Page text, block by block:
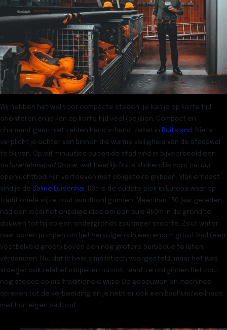
Wij hebben het wel voor compacte steden, je kan je op korte tijd
oriënteren en je kan op korte tijd veel (be)zien. Compact en
charmant gaan niet zelden hand in hand, zeker in Duitsland . Niets
verplicht je echter van binnen die warme veiligheid van de stadswal
te blijven. Op vijf minuutjes buiten de stad vind je bijvoorbeeld een
naturerlebnisbad Grone, wat heerlijk Duits klinkend is voor natuur
openluchtbad . Fijn vertoeven met obligatoire glijbaan. Vlak ernaast
vind je de Saline Luisenhal . Dat is de oudste plek in Europa waar op
traditionele wijze zout wordt ontgonnen. Meer dan 150 jaar geleden
had een local het onzalige idee om een buis 450m in de grond te
douwen tot hij op een ondergronds zoutmeer stootte. Zout water
naar boven pompen om het vervolgens in een enorm groot bad (een
voetbalveld groot) boven een nog grotere barbecue te laten
verdampen. Nu, dat is heel simplistisch voorgesteld, maar het was
vroeger ook relatief simpel en nu ook, want ze ontginnen het zout
nog steeds op die traditionele wijze. De gebouwen en machines
spreken tot de verbeelding én je hebt er ook een badhuis/wellness
met hun eigen badzout.